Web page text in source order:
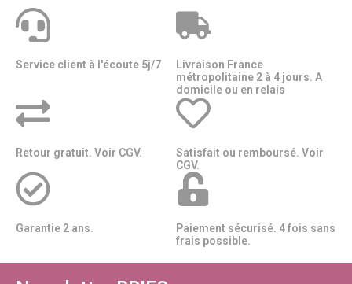
Service client à l'écoute 5j/7
Livraison France
métropolitaine 2 à 4 jours. A
domicile ou en relais​​
Retour gratuit. Voir CGV.
Satisfait ou remboursé. Voir
CGV.
Garantie 2 ans.
Paiement sécurisé. 4 fois sans
frais possible.